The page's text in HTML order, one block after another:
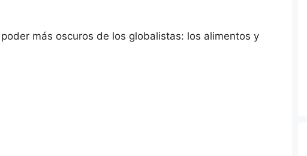
más oscuros de los globalistas: los alimentos y